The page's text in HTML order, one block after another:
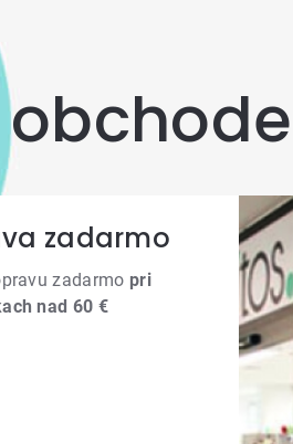
zadarmo
zadarmo pri
nad 60 €